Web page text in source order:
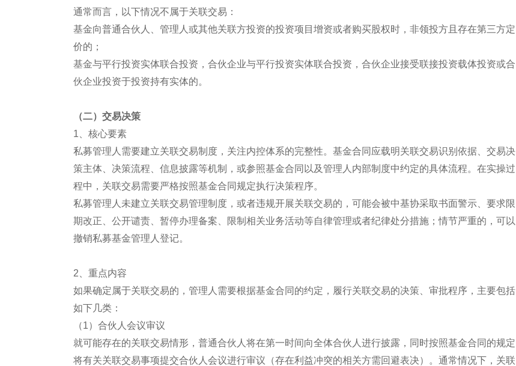
通常而言，以下情况不属于关联交易：
基金向普通合伙人、管理人或其他关联方投资的投资项目增资或者购买股权时，非领投方且存在第三方定
价的；
基金与平行投资实体联合投资，合伙企业与平行投资实体联合投资，合伙企业接受联接投资载体投资或合
伙企业投资于投资持有实体的。
（二）交易决策
1、核心要素
私募管理人需要建立关联交易制度，关注内控体系的完整性。基金合同应载明关联交易识别依据、交易决
策主体、决策流程、信息披露等机制，或参照基金合同以及管理人内部制度中约定的具体流程。在实操过
程中，关联交易需要严格按照基金合同规定执行决策程序。
私募管理人未建立关联交易管理制度，或者违规开展关联交易的，可能会被中基协采取书面警示、要求限
期改正、公开谴责、暂停办理备案、限制相关业务活动等自律管理或者纪律处分措施；情节严重的，可以
撤销私募基金管理人登记。
2、重点内容
如果确定属于关联交易的，管理人需要根据基金合同的约定，履行关联交易的决策、审批程序，主要包括
如下几类：
（1）合伙人会议审议
就可能存在的关联交易情形，普通合伙人将在第一时间向全体合伙人进行披露，同时按照基金合同的规定
将有关关联交易事项提交合伙人会议进行审议（存在利益冲突的相关方需回避表决）。通常情况下，关联